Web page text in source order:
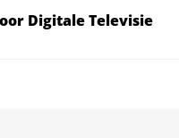
Digitale Televisie